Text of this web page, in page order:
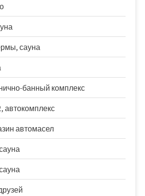
сауна
банный комплекс
автокомплекс
автомасел